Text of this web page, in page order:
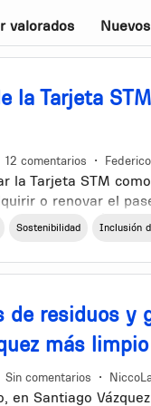
valorados Nuevos
la Tarjeta
12 comentarios •
la Tarjeta STM
o renovar el
o código QR)
disponible
código QR
Sostenibilidad Inclusión
de residuos y
más limpio
Sin comentarios •
en Santiago